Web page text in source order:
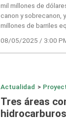
mil millones de
canon y sobrecanon,
millones de barriles
08/05/2025 / 3:00
Actualidad >
Tres áreas
hidrocarburos